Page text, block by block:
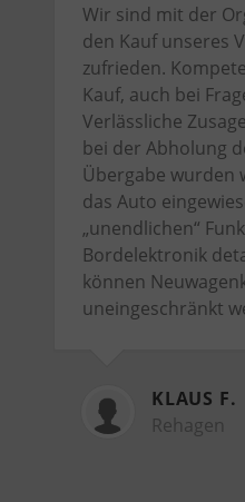
Wir sind mit der
den Kauf unseres
zufrieden.
Kauf, auch bei
Verlässliche
bei der Abholung
Übergabe wurden
das Auto
„unendlichen“
Bordelektronik
können
uneingeschränkt
KLAUS F.
Rehagen